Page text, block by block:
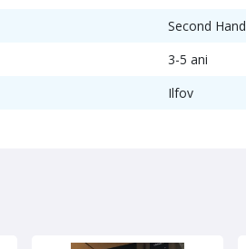
Second Hand
3-5 ani
Ilfov